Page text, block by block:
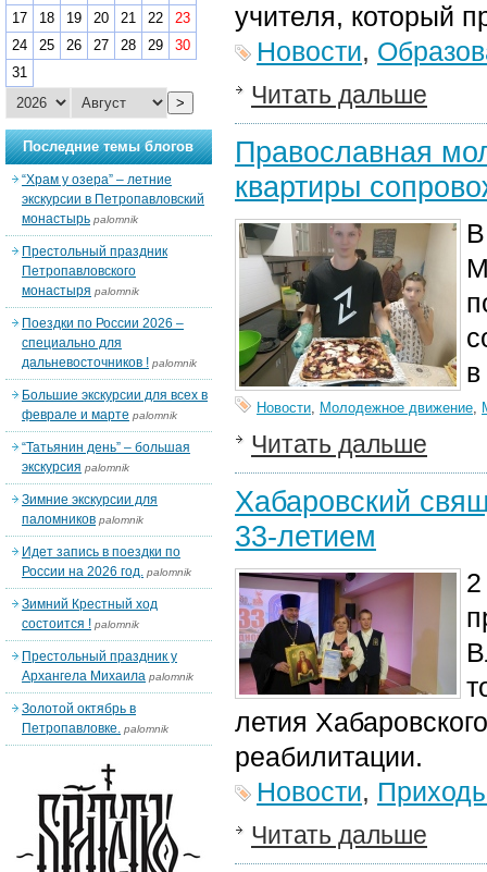
учителя, который
Новости,
Читать дальше
Православная
квартиры
Новости, Молодежное движение,
Читать дальше
Хабаровский
33-летием
летия
реабилитации.
Новости,
Читать дальше
17
18 19 20 21 22
23
24
25 26 27 28 29
30
31
>
Последние темы блогов
“Храм у озера” – летние
экскурсии в Петропавловский
монастырь palomnik
Престольный праздник
Петропавловского
монастыря palomnik
Поездки по России 2026 –
специально для
дальневосточников ! palomnik
Большие экскурсии для всех в
феврале и марте palomnik
“Татьянин день” – большая
экскурсия palomnik
Зимние экскурсии для
паломников palomnik
Идет запись в поездки по
России на 2026 год. palomnik
Зимний Крестный ход
состоится ! palomnik
Престольный праздник у
Архангела Михаила palomnik
Золотой октябрь в
Петропавловке. palomnik